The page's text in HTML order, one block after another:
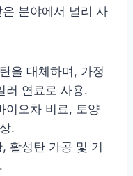
분야에서 널리 사
을 대체하며, 가정
러 연료로 사용.
이오차 비료, 토양
.
활성탄 가공 및 기